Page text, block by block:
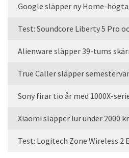
Google släpper ny Home-
Test: Soundcore Liberty 5 Pro
Alienware släpper 39-tums
True Caller släpper
Sony firar tio år med 1000X-
Xiaomi släpper lur under 2000
Test: Logitech Zone Wireless 2